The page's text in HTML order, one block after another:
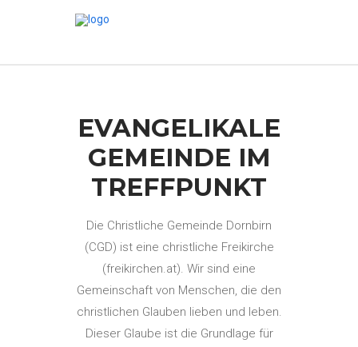
EVANGELIKALE
GEMEINDE IM
TREFFPUNKT
Die Christliche Gemeinde Dornbirn
(CGD) ist eine christliche Freikirche
(freikirchen.at). Wir sind eine
Gemeinschaft von Menschen, die den
christlichen Glauben lieben und leben.
Dieser Glaube ist die Grundlage für